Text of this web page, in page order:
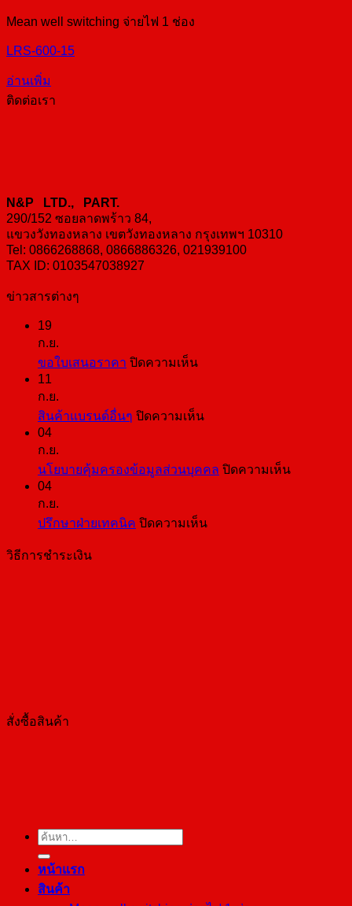
Mean well switching จ่ายไฟ 1 ช่อง
LRS-600-15
อ่านเพิ่ม
ติดต่อเรา
N&P LTD., PART.
290/152 ซอยลาดพร้าว 84,
แขวงวังทองหลาง เขตวังทองหลาง กรุงเทพฯ 10310
Tel: 0866268868, 0866886326, 021939100
TAX ID: 0103547038927
ข่าวสารต่างๆ
19
ก.ย.
ขอใบเสนอราคา ปิดความเห็นบน
เสนอ
11
ก.ย.
สินค้าแบรนด์อื่นๆ ปิดความเห็นบน
รนด์
04
ก.ย.
นโยบายคุ้มครองข้อมูลส่วนบุคคล ปิดความเห็นบน
04
ก.ย.
ปรึกษาฝ่ายเทคนิค ปิดความเห็นบน
วิธีการชำระเงิน
สั่งซื้อสินค้า
ค้นหา:
หน้าแรก
สินค้า